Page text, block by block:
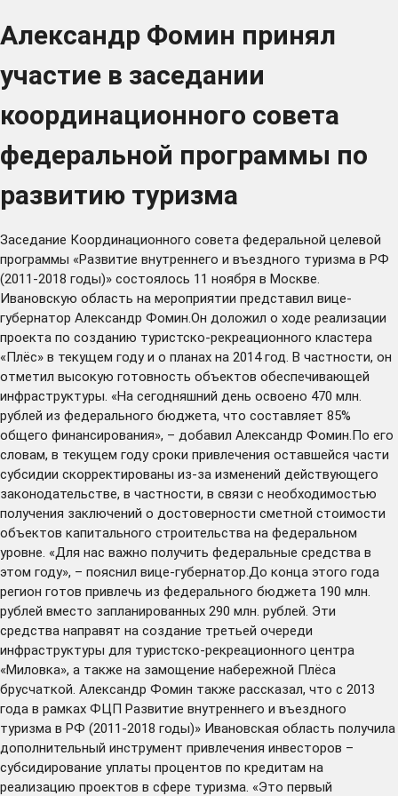
Александр Фомин принял
участие в заседании
координационного совета
федеральной программы по
развитию туризма
Заседание Координационного совета федеральной целевой
программы «Развитие внутреннего и въездного туризма в РФ
(2011-2018 годы)» состоялось 11 ноября в Москве.
Ивановскую область на мероприятии представил вице-
губернатор Александр Фомин.Он доложил о ходе реализации
проекта по созданию туристско-рекреационного кластера
«Плёс» в текущем году и о планах на 2014 год. В частности, он
отметил высокую готовность объектов обеспечивающей
инфраструктуры. «На сегодняшний день освоено 470 млн.
рублей из федерального бюджета, что составляет 85%
общего финансирования», – добавил Александр Фомин.По его
словам, в текущем году сроки привлечения оставшейся части
субсидии скорректированы из-за изменений действующего
законодательстве, в частности, в связи с необходимостью
получения заключений о достоверности сметной стоимости
объектов капитального строительства на федеральном
уровне. «Для нас важно получить федеральные средства в
этом году», – пояснил вице-губернатор.До конца этого года
регион готов привлечь из федерального бюджета 190 млн.
рублей вместо запланированных 290 млн. рублей. Эти
средства направят на создание третьей очереди
инфраструктуры для туристско-рекреационного центра
«Миловка», а также на замощение набережной Плёса
брусчаткой. Александр Фомин также рассказал, что с 2013
года в рамках ФЦП Развитие внутреннего и въездного
туризма в РФ (2011-2018 годы)» Ивановская область получила
дополнительный инструмент привлечения инвесторов –
субсидирование уплаты процентов по кредитам на
реализацию проектов в сфере туризма. «Это первый